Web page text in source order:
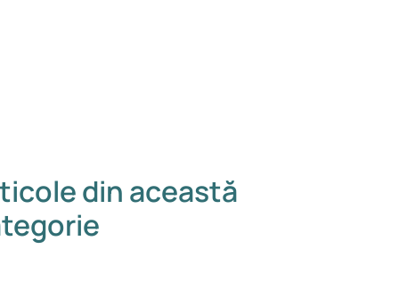
din această